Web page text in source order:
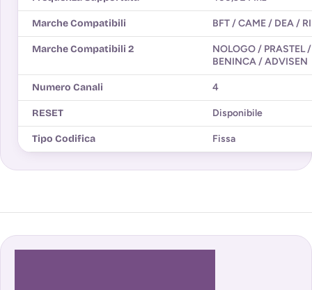
Marche Compatibili BFT / CAME / DEA /
Marche Compatibili 2
NOLOGO / PRASTEL
BENINCA / ADVISEN
Numero Canali 4
RESET Disponibile
Tipo Codifica Fissa